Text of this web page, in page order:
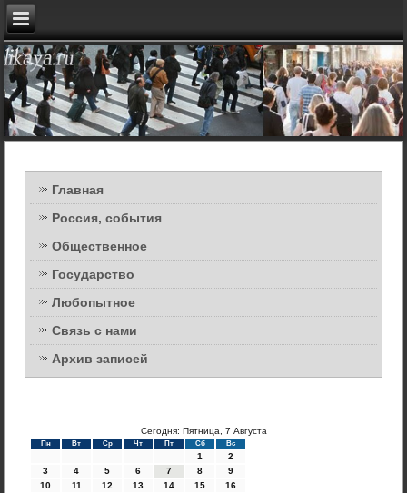
Главная
Россия, события
Общественное
Государство
Любопытное
Связь с нами
Архив записей
Сегодня: Пятница, 7 Августа
Пн Вт Ср Чт Пт Сб Вс
1
2
3
4 5 6 7 8
9
10
11 12 13 14 15
16